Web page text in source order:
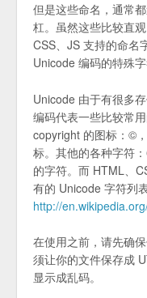
但是这些命名，通常
杠。虽然这些比较直
CSS、JS 支持的命名
Unicode 编码的特殊
Unicode 由于有很多
编码代表一些比较常
copyright 的图标：©
标。其他的各种字符
的字符。而 HTML、
有的 Unicode 字符列
http://
在使用之前，请先确
须让你的文件保存成
显示成乱码。